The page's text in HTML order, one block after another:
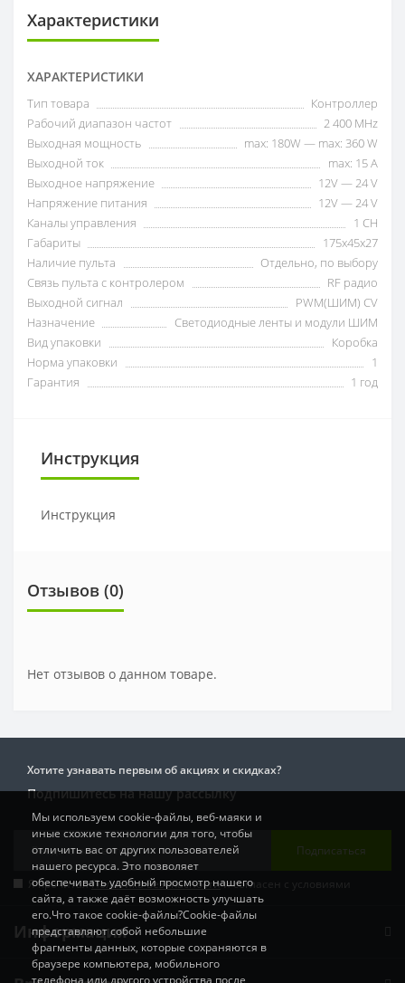
Характеристики
ХАРАКТЕРИСТИКИ
Тип товара
Контроллер
Рабочий диапазон частот
2 400 MHz
Выходная мощность
max: 180W — max: 360 W
Выходной ток
max: 15 A
Выходное напряжение
12V — 24 V
Напряжение питания
12V — 24 V
Каналы управления
1 CH
Габариты
175x45x27
Наличие пульта
Отдельно, по выбору
Связь пульта с контролером
RF радио
Выходной сигнал
PWM(ШИМ) CV
Назначение
Светодиодные ленты и модули ШИМ
Вид упаковки
Коробка
Норма упаковки
1
Гарантия
1 год
Инструкция
Инструкция
Отзывов (0)
Нет отзывов о данном товаре.
Хотите узнавать первым об акциях и скидках?
Подпишитесь на нашу рассылку
Подписаться
Я прочиталПолитика Безопасностии согласен с условиями
Информация
Мы используем cookie-файлы, веб-маяки и
иные схожие технологии для того, чтобы
отличить вас от других пользователей
нашего ресурса. Это позволяет
обеспечивать удобный просмотр нашего
сайта, а также даёт возможность улучшать
его.Что такое cookie-файлы?Cookie-файлы
представляют собой небольшие
фрагменты данных, которые сохраняются в
браузере компьютера, мобильного
телефона или другого устройства после